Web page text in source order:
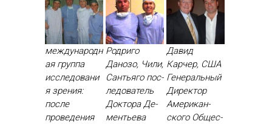
международн
ая группа
исследовани
я зрения:
после
проведения
Родриго
Данозо, Чили,
Сантьяго пос­
ле­дова­тель
Док­то­ра Де­
менть­ева
Давид
Карчер, США
Ге­нераль­ный
Ди­рек­тор
Аме­рикан­
ско­го Об­щес­